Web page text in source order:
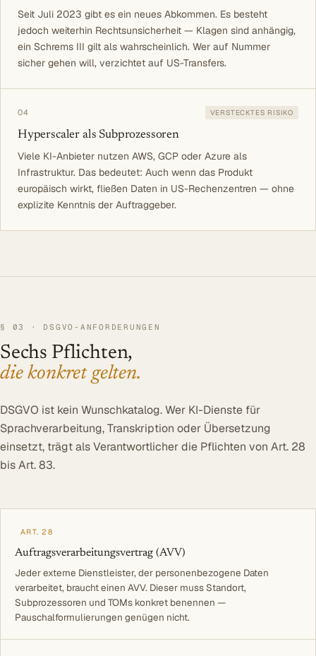
Seit Juli 2023 gibt es ein neues Abkommen. Es besteht
jedoch weiterhin Rechtsunsicherheit — Klagen sind anhängig,
ein Schrems III gilt als wahrscheinlich. Wer auf Nummer
sicher gehen will, verzichtet auf US-Transfers.
04 VERSTECKTES RISIKO
Hyperscaler als Subprozessoren
Viele KI-Anbieter nutzen AWS, GCP oder Azure als
Infrastruktur. Das bedeutet: Auch wenn das Produkt
europäisch wirkt, fließen Daten in US-Rechenzentren — ohne
explizite Kenntnis der Auftraggeber.
§ 03 · DSGVO-ANFORDERUNGEN
Sechs Pflichten,
die konkret gelten.
DSGVO ist kein Wunschkatalog. Wer KI-Dienste für
Sprachverarbeitung, Transkription oder Übersetzung
einsetzt, trägt als Verantwortlicher die Pflichten von Art. 28
bis Art. 83.
ART. 28
Auftragsverarbeitungsvertrag (AVV)
Jeder externe Dienstleister, der personenbezogene Daten
verarbeitet, braucht einen AVV. Dieser muss Standort,
Subprozessoren und TOMs konkret benennen —
Pauschalformulierungen genügen nicht.